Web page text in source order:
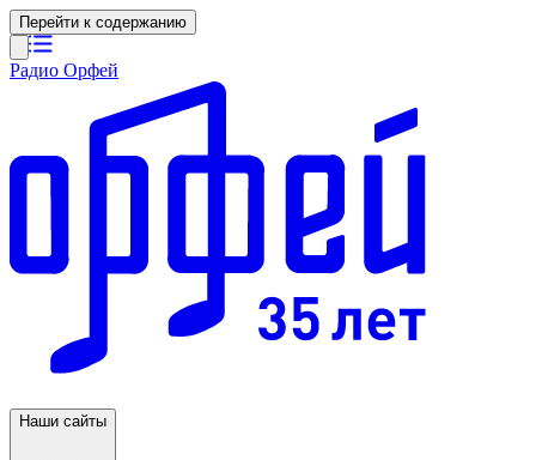
Перейти к содержанию
Радио Орфей
Наши сайты